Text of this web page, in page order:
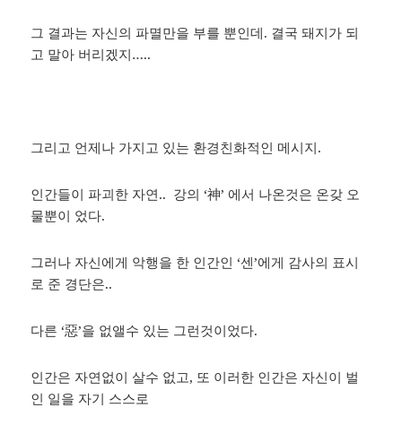
그 결과는 자신의 파멸만을 부를 뿐인데. 결국 돼지가 되
고 말아 버리겠지…..
그리고 언제나 가지고 있는 환경친화적인 메시지.
인간들이 파괴한 자연.. 강의 ‘神’ 에서 나온것은 온갖 오
물뿐이 었다.
그러나 자신에게 악행을 한 인간인 ‘센’에게 감사의 표시
로 준 경단은..
다른 ‘惡’을 없앨수 있는 그런것이었다.
인간은 자연없이 살수 없고, 또 이러한 인간은 자신이 벌
인 일을 자기 스스로